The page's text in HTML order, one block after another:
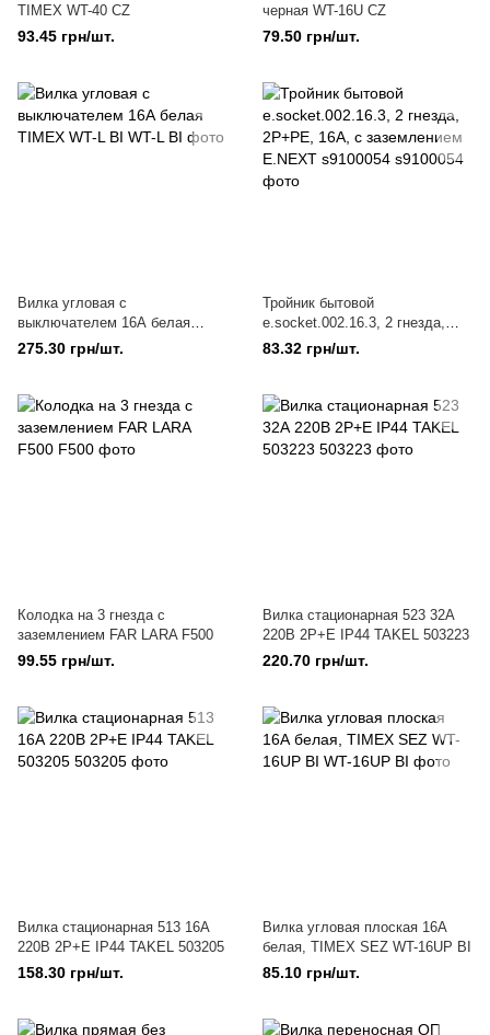
TIMEX WT-40 CZ
93.45 грн/шт.
черная WT-16U CZ
79.50 грн/шт.
Вилка угловая с
выключателем 16А белая
TIMEX WT-L BI
275.30 грн/шт.
Тройник бытовой
e.socket.002.16.3, 2 гнезда,
2P+PE, 16А, с заземлением
Е.NEXT s9100054
83.32 грн/шт.
Колодка на 3 гнезда с
заземлением FAR LARA F500
99.55 грн/шт.
Вилка стационарная 523 32А
220В 2Р+Е IP44 TAKEL 503223
220.70 грн/шт.
Вилка стационарная 513 16А
220В 2Р+Е IP44 TAKEL 503205
158.30 грн/шт.
Вилка угловая плоская 16А
белая, TIMEX SEZ WT-16UP BI
85.10 грн/шт.